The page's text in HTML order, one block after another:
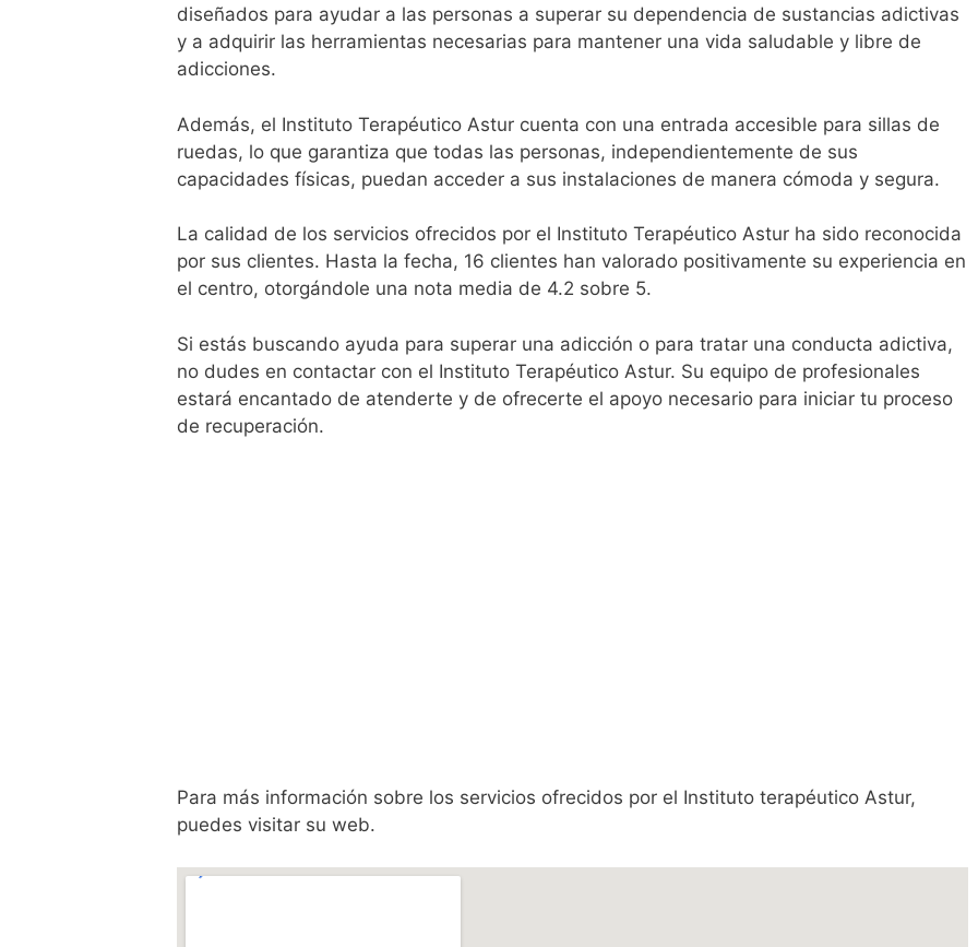
diseñados para ayudar a las personas a superar su dependencia de sustancias adictivas
y a adquirir las herramientas necesarias para mantener una vida saludable y libre de
adicciones.
Además, el Instituto Terapéutico Astur cuenta con una entrada accesible para sillas de
ruedas, lo que garantiza que todas las personas, independientemente de sus
capacidades físicas, puedan acceder a sus instalaciones de manera cómoda y segura.
La calidad de los servicios ofrecidos por el Instituto Terapéutico Astur ha sido reconocida
por sus clientes. Hasta la fecha, 16 clientes han valorado positivamente su experiencia en
el centro, otorgándole una nota media de 4.2 sobre 5.
Si estás buscando ayuda para superar una adicción o para tratar una conducta adictiva,
no dudes en contactar con el Instituto Terapéutico Astur. Su equipo de profesionales
estará encantado de atenderte y de ofrecerte el apoyo necesario para iniciar tu proceso
de recuperación.
Para más información sobre los servicios ofrecidos por el Instituto terapéutico Astur,
puedes visitar su web.